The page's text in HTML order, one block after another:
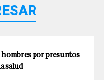
hombres por presuntos
salud